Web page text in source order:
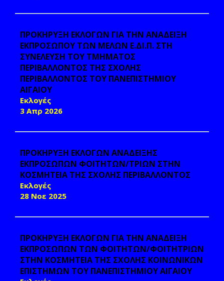
ΠΡΟΚΗΡΥΞΗ ΕΚΛΟΓΩΝ ΓΙΑ ΤΗΝ ΑΝΑΔΕΙΞΗ
ΕΚΠΡΟΣΩΠΟΥ ΤΩΝ ΜΕΛΩΝ Ε.ΔΙ.Π. ΣΤΗ
ΣΥΝΕΛΕΥΣΗ ΤΟΥ ΤΜΗΜΑΤΟΣ
ΠΕΡΙΒΑΛΛΟΝΤΟΣ ΤΗΣ ΣΧΟΛΗΣ
ΠΕΡΙΒΑΛΛΟΝΤΟΣ ΤΟΥ ΠΑΝΕΠΙΣΤΗΜΙΟΥ
ΑΙΓΑΙΟΥ
Εκλογές
3 Απρ 2026
ΠΡΟΚΗΡΥΞΗ ΕΚΛΟΓΩΝ ΑΝΑΔΕΙΞΗΣ
ΕΚΠΡΟΣΩΠΩΝ ΦΟΙΤΗΤΩΝ/ΤΡΙΩΝ ΣΤΗΝ
ΚΟΣΜΗΤΕΙΑ ΤΗΣ ΣΧΟΛΗΣ ΠΕΡΙΒΑΛΛΟΝΤΟΣ
Εκλογές
28 Νοε 2025
ΠΡΟΚΗΡΥΞΗ ΕΚΛΟΓΩΝ ΓΙΑ ΤΗΝ ΑΝΑΔΕΙΞΗ
ΕΚΠΡΟΣΩΠΩΝ ΤΩΝ ΦΟΙΤΗΤΩΝ/ΦΟΙΤΗΤΡΙΩΝ
ΣΤΗΝ ΚΟΣΜΗΤΕΙΑ ΤΗΣ ΣΧΟΛΗΣ ΚΟΙΝΩΝΙΚΩΝ
ΕΠΙΣΤΗΜΩΝ ΤΟΥ ΠΑΝΕΠΙΣΤΗΜΙΟΥ ΑΙΓΑΙΟΥ